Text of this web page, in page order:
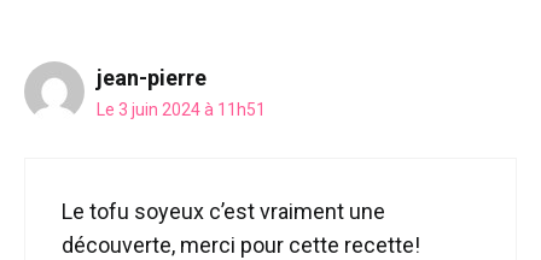
jean-pierre
Le 3 juin 2024 à 11h51
Le tofu soyeux c’est vraiment une
découverte, merci pour cette recette!